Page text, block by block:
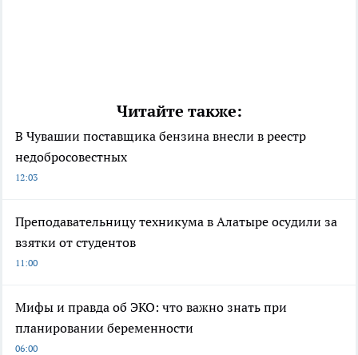
Читайте также:
В Чувашии поставщика бензина внесли в реестр
недобросовестных
12:03
Преподавательницу техникума в Алатыре осудили за
взятки от студентов
11:00
Мифы и правда об ЭКО: что важно знать при
планировании беременности
06:00